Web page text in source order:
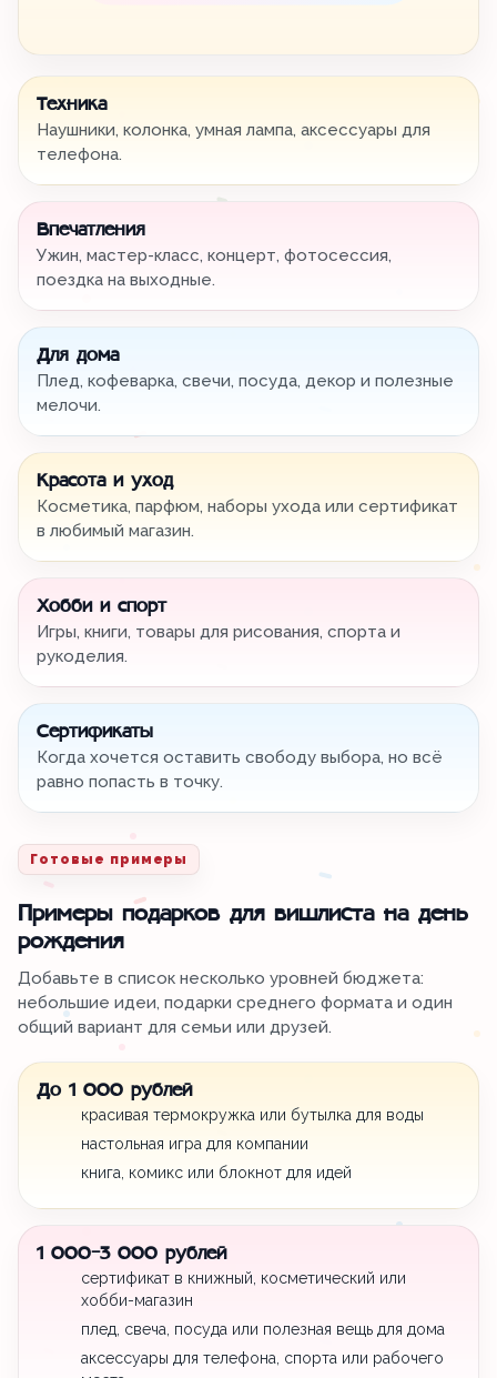
Техника
Наушники, колонка, умная лампа, аксессуары для
телефона.
Впечатления
Ужин, мастер-класс, концерт, фотосессия,
поездка на выходные.
Для дома
Плед, кофеварка, свечи, посуда, декор и полезные
мелочи.
Красота и уход
Косметика, парфюм, наборы ухода или сертификат
в любимый магазин.
Хобби и спорт
Игры, книги, товары для рисования, спорта и
рукоделия.
Сертификаты
Когда хочется оставить свободу выбора, но всё
равно попасть в точку.
Готовые примеры
Примеры подарков для вишлиста на день
рождения
Добавьте в список несколько уровней бюджета:
небольшие идеи, подарки среднего формата и один
общий вариант для семьи или друзей.
До 1 000 рублей
красивая термокружка или бутылка для воды
настольная игра для компании
книга, комикс или блокнот для идей
1 000-3 000 рублей
сертификат в книжный, косметический или
хобби-магазин
плед, свеча, посуда или полезная вещь для дома
аксессуары для телефона, спорта или рабочего